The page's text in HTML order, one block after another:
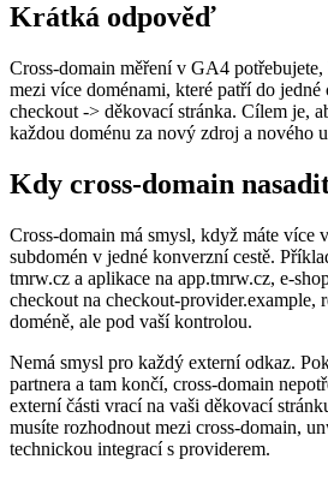
Krátká odpověď
Cross-domain měření v GA4
mezi více doménami, které patří do
checkout -> děkovací stránka. Cílem je,
každou doménu za nový zdroj a nového
Kdy cross-domain
Cross-domain má smysl, když máte více
subdomén v jedné konverzní cestě.
tmrw.cz a aplikace na app.tmrw.cz, e-
checkout na checkout-provider.example,
doméně, ale pod vaší kontrolou.
Nemá smysl pro každý externí odkaz.
partnera a tam končí, cross-domain
externí části vrací na vaši děkovací
musíte rozhodnout mezi cross-domain,
technickou integrací s providerem.